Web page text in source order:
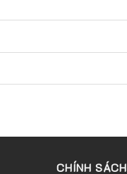
CHÍNH SÁCH